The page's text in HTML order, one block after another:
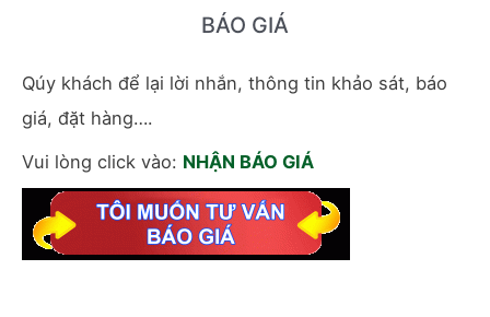
BÁO GIÁ
Qúy khách để lại lời nhắn, thông tin khảo sát, báo
giá, đặt hàng….
Vui lòng click vào: NHẬN BÁO GIÁ